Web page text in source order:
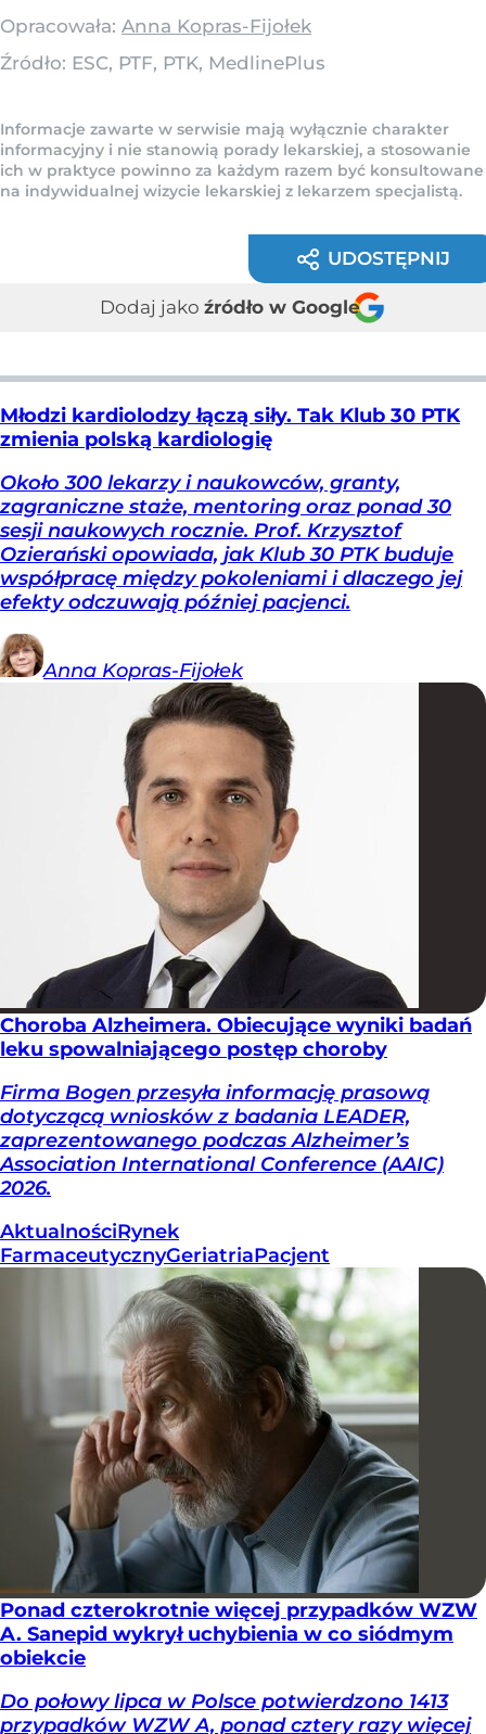
Opracowała: Anna Kopras-Fijołek
Źródło: ESC, PTF, PTK, MedlinePlus
Informacje zawarte w serwisie mają wyłącznie charakter
informacyjny i nie stanowią porady lekarskiej, a stosowanie
ich w praktyce powinno za każdym razem być konsultowane
na indywidualnej wizycie lekarskiej z lekarzem specjalistą.
UDOSTĘPNIJ
Dodaj jako źródło w Google
Młodzi kardiolodzy łączą siły. Tak Klub 30 PTK
zmienia polską kardiologię
Około 300 lekarzy i naukowców, granty,
zagraniczne staże, mentoring oraz ponad 30
sesji naukowych rocznie. Prof. Krzysztof
Ozierański opowiada, jak Klub 30 PTK buduje
współpracę między pokoleniami i dlaczego jej
efekty odczuwają później pacjenci.
Anna Kopras-Fijołek
Choroba Alzheimera. Obiecujące wyniki badań
leku spowalniającego postęp choroby
Firma Bogen przesyła informację prasową
dotyczącą wniosków z badania LEADER,
zaprezentowanego podczas Alzheimer’s
Association International Conference (AAIC)
2026.
AktualnościRynek
FarmaceutycznyGeriatriaPacjent
Ponad czterokrotnie więcej przypadków WZW
A. Sanepid wykrył uchybienia w co siódmym
obiekcie
Do połowy lipca w Polsce potwierdzono 1413
przypadków WZW A, ponad cztery razy więcej